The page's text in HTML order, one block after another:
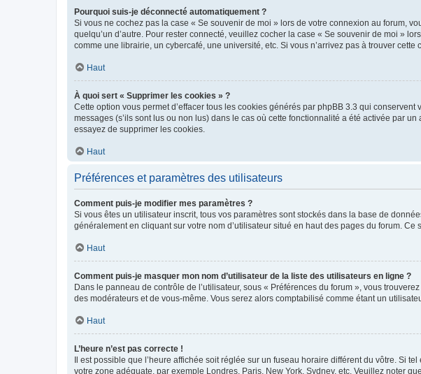
Pourquoi suis-je déconnecté automatiquement ?
Si vous ne cochez pas la case « Se souvenir de moi » lors de votre connexion au forum,
quelqu’un d’autre. Pour rester connecté, veuillez cocher la case « Se souvenir de moi »
comme une librairie, un cybercafé, une université, etc. Si vous n’arrivez pas à trouver
Haut
À quoi sert « Supprimer les cookies » ?
Cette option vous permet d’effacer tous les cookies générés par phpBB 3.3 qui
messages (s’ils sont lus ou non lus) dans le cas où cette fonctionnalité a été activée par
essayez de supprimer les cookies.
Haut
Préférences et paramètres des utilisateurs
Comment puis-je modifier mes paramètres ?
Si vous êtes un utilisateur inscrit, tous vos paramètres sont stockés dans la base de
généralement en cliquant sur votre nom d’utilisateur situé en haut des pages du forum.
Haut
Comment puis-je masquer mon nom d’utilisateur de la liste des utilisateurs en ligne ?
Dans le panneau de contrôle de l’utilisateur, sous « Préférences du forum », vous
des modérateurs et de vous-même. Vous serez alors comptabilisé comme étant un
Haut
L’heure n’est pas correcte !
Il est possible que l’heure affichée soit réglée sur un fuseau horaire différent du vôtre. Si
votre zone adéquate, par exemple Londres, Paris, New York, Sydney, etc. Veuillez noter